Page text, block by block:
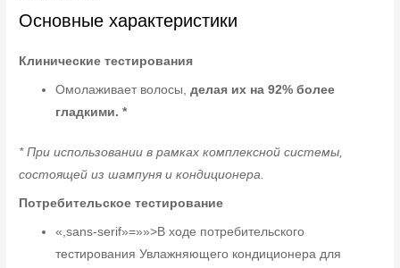
Основные характеристики
Клинические тестирования
Омолаживает волосы,делая их на 92% более
гладкими. *
* При использовании в рамках комплексной системы,
состоящей из шампуня и кондиционера.
Потребительское тестирование
«,sans-serif»=»»>В ходе потребительского
тестирования Увлажняющего кондиционера для